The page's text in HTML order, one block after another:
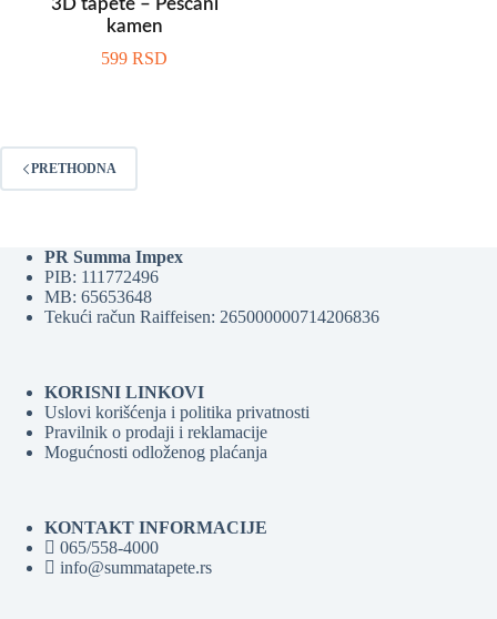
3D tapete – Peščani
kamen
599RSD
PRETHODNA
PR Summa Impex
PIB: 111772496
MB: 65653648
Tekući račun Raiffeisen: 265000000714206836
KORISNI LINKOVI
Uslovi korišćenja i politika privatnosti
Pravilnik o prodaji i reklamacije
Mogućnosti odloženog plaćanja
KONTAKT INFORMACIJE
065/558-4000
info@summatapete.rs